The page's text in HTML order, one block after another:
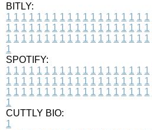
BITLY:
1 1 1 1 1 1 1 1 1 1 1 1 1 1 1 1 1 1 1
1 1 1 1 1 1 1 1 1 1 1 1 1 1 1 1 1 1 1
1 1 1 1 1 1 1 1 1 1 1 1 1 1 1 1 1 1 1
1
SPOTIFY:
1 1 1 1 1 1 1 1 1 1 1 1 1 1 1 1 1 1 1
1 1 1 1 1 1 1 1 1 1 1 1 1 1 1 1 1 1 1
1 1 1 1 1 1 1 1 1 1 1 1 1 1 1 1 1 1 1
1
CUTTLY BIO:
1